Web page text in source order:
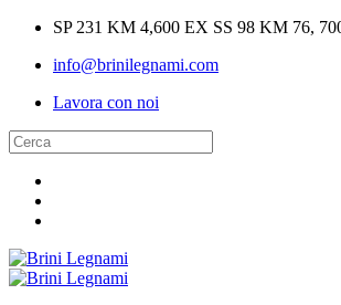
SP 231 KM 4,600 EX SS 98 KM 76,
info@brinilegnami.com
Lavora con noi